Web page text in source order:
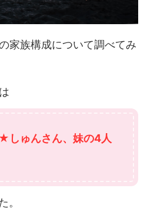
家族構成について調べてみ
しゅんさん、妹の4人
。